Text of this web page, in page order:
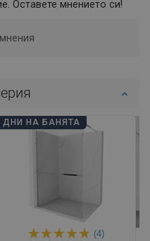
Оставете мнението си!
ДНИ НА БАНЯТА
(4)